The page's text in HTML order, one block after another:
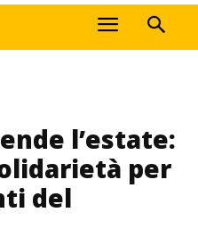
l’estate:
per
del